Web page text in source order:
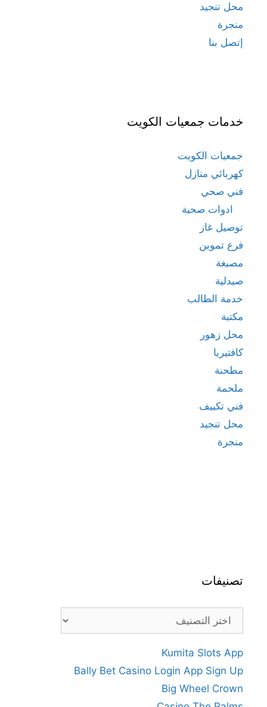
محل تنجيد
منجرة
إتصل بنا
خدمات جمعيات الكويت
جمعيات الكويت
كهربائي منازل
فني صحي
ادوات صحية
توصيل غاز
فرع تموين
مصبغة
صيدلية
خدمة الطالب
مكتبة
محل زهور
كافتيريا
مطحنة
ملحمة
فني تكييف
محل تنجيد
منجرة
تصنيفات
تصنيفات
Kumita Slots App
Bally Bet Casino Login App Sign Up
Big Wheel Crown